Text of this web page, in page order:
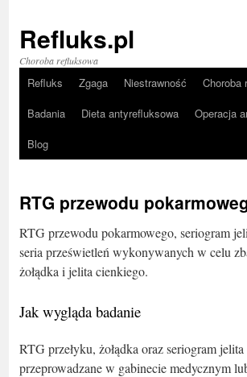
Refluks.pl
Choroba refluksowa
Refluks Zgaga Niestrawność
Choroba
Badania
Dieta antyrefluksowa
Operacja
Blog
RTG przewodu
RTG przewodu pokarmowego, seriogram
seria prześwietleń wykonywanych w celu
żołądka i jelita cienkiego.
Jak wygląda badanie
RTG przełyku, żołądka oraz seriogram jelita
przeprowadzane w gabinecie medycznym